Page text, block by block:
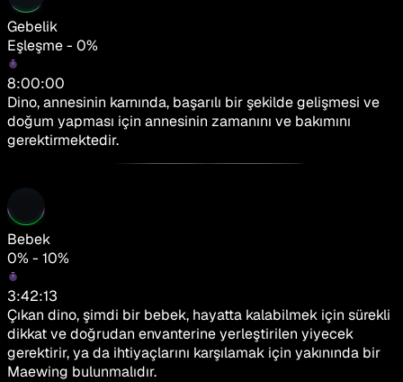
Gebelik
Eşleşme - 0%
8:00:00
Dino, annesinin karnında, başarılı bir şekilde gelişmesi ve
doğum yapması için annesinin zamanını ve bakımını
gerektirmektedir.
Bebek
0% - 10%
3:42:13
Çıkan dino, şimdi bir bebek, hayatta kalabilmek için sürekli
dikkat ve doğrudan envanterine yerleştirilen yiyecek
gerektirir, ya da ihtiyaçlarını karşılamak için yakınında bir
Maewing bulunmalıdır.